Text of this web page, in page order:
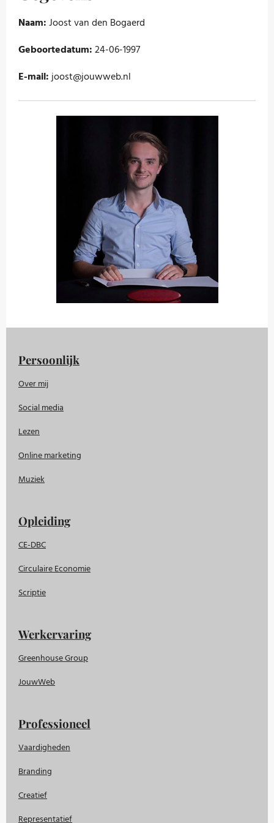
m
Naam:Joost van den Bogaerd
Geboortedatum:24-06-1997
E-mail:joost@jouwweb.nl
Persoonlijk
Over mij
Social media
Lezen
Online marketing
Muziek
Opleiding
CE-DBC
Circulaire Economie
Scriptie
Werkervaring
Greenhouse Group
JouwWeb
Professioneel
Vaardigheden
Branding
Creatief
Representatief